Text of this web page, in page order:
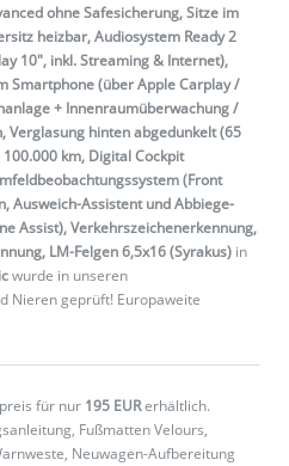
ohne Safesicherung, Sitze im
heizbar, Audiosystem Ready 2
10", inkl. Streaming & Internet),
Smartphone (über Apple Carplay /
+ Innenraumüberwachung /
Verglasung hinten abgedunkelt (65
km, Digital Cockpit
(Front
Ausweich-Assistent und Abbiege-
Assist), Verkehrszeichenerkennung,
LM-Felgen 6,5x16 (Syrakus) in
wurde in unseren
Nieren geprüft! Europaweite
für nur 195 EURerhältlich.
Fußmatten Velours,
Neuwagen-Aufbereitung